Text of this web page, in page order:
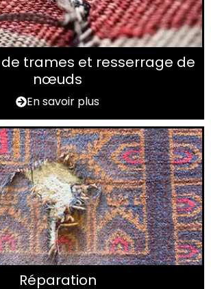
trames et resserrage de
nœuds
En savoir plus
Réparation